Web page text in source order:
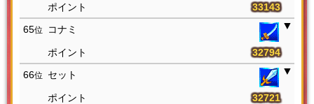
33143
65位 コナミ
32794
66位 セット
32721